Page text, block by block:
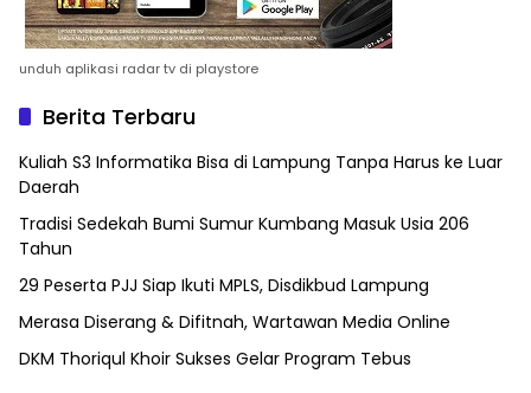
unduh aplikasi radar tv di playstore
Berita Terbaru
Kuliah S3 Informatika Bisa di Lampung Tanpa Harus ke Luar
Daerah
Tradisi Sedekah Bumi Sumur Kumbang Masuk Usia 206
Tahun
29 Peserta PJJ Siap Ikuti MPLS, Disdikbud Lampung
Merasa Diserang & Difitnah, Wartawan Media Online
DKM Thoriqul Khoir Sukses Gelar Program Tebus